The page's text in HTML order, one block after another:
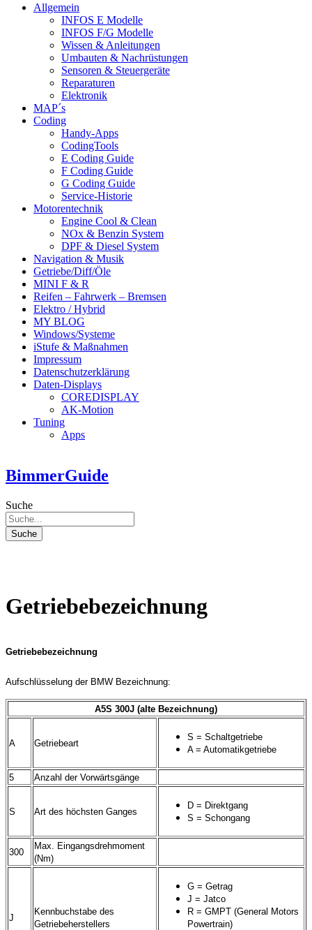
Allgemein
INFOS E Modelle
INFOS F/G Modelle
Wissen & Anleitungen
Umbauten & Nachrüstungen
Sensoren & Steuergeräte
Reparaturen
Elektronik
MAP´s
Coding
Handy-Apps
CodingTools
E Coding Guide
F Coding Guide
G Coding Guide
Service-Historie
Motorentechnik
Engine Cool & Clean
NOx & Benzin System
DPF & Diesel System
Navigation & Musik
Getriebe/Diff/Öle
MINI F & R
Reifen – Fahrwerk – Bremsen
Elektro / Hybrid
MY BLOG
Windows/Systeme
iStufe & Maßnahmen
Impressum
Datenschutzerklärung
Daten-Displays
COREDISPLAY
AK-Motion
Tuning
Apps
BimmerGuide
Suche
Suche
Getriebebezeichnung
Getriebebezeichnung
Aufschlüsselung der BMW Bezeichnung:
A5S 300J (alte Bezeichnung)
A Getriebeart
S = Schaltgetriebe
A = Automatikgetriebe
5 Anzahl der Vorwärtsgänge
S Art des höchsten Ganges
D = Direktgang
S = Schongang
300
Max. Eingangsdrehmoment
(Nm)
J
Kennbuchstabe des
Getriebeherstellers
G = Getrag
J = Jatco
R = GMPT (General Motors
Powertrain)